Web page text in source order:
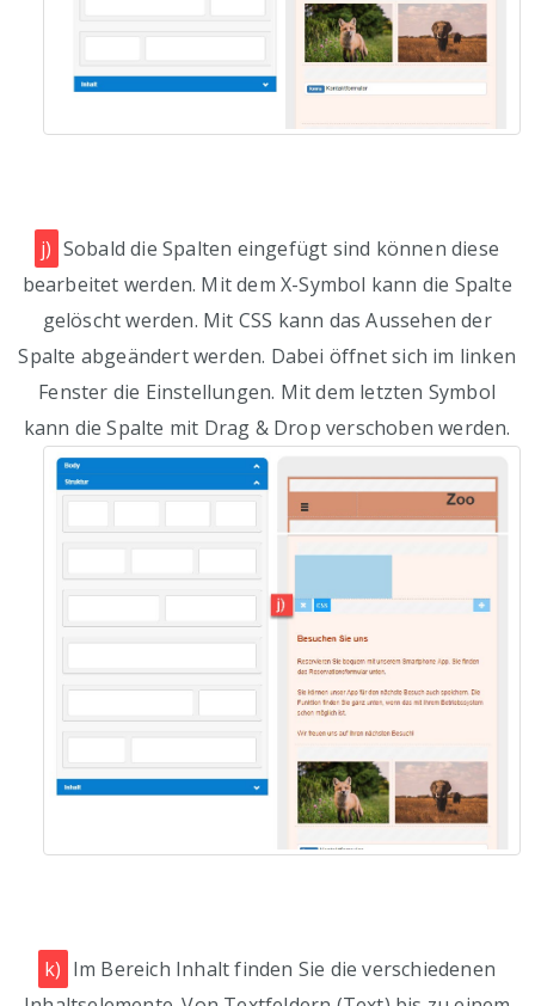
j) Sobald die Spalten eingefügt sind können diese
bearbeitet werden. Mit dem X-Symbol kann die Spalte
gelöscht werden. Mit CSS kann das Aussehen der
Spalte abgeändert werden. Dabei öffnet sich im linken
Fenster die Einstellungen. Mit dem letzten Symbol
kann die Spalte mit Drag & Drop verschoben werden.
k) Im Bereich Inhalt finden Sie die verschiedenen